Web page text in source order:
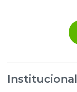
Institucional